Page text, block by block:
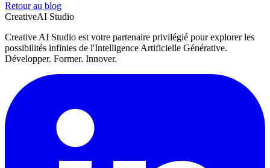
Retour au blog
CreativeAI Studio
Creative AI Studio est votre partenaire privilégié pour explorer les
possibilités infinies de l'Intelligence Artificielle Générative.
Développer. Former. Innover.